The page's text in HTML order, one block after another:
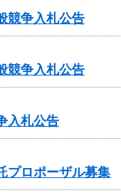
競争入札公告
競争入札公告
入札公告
プロポーザル募集